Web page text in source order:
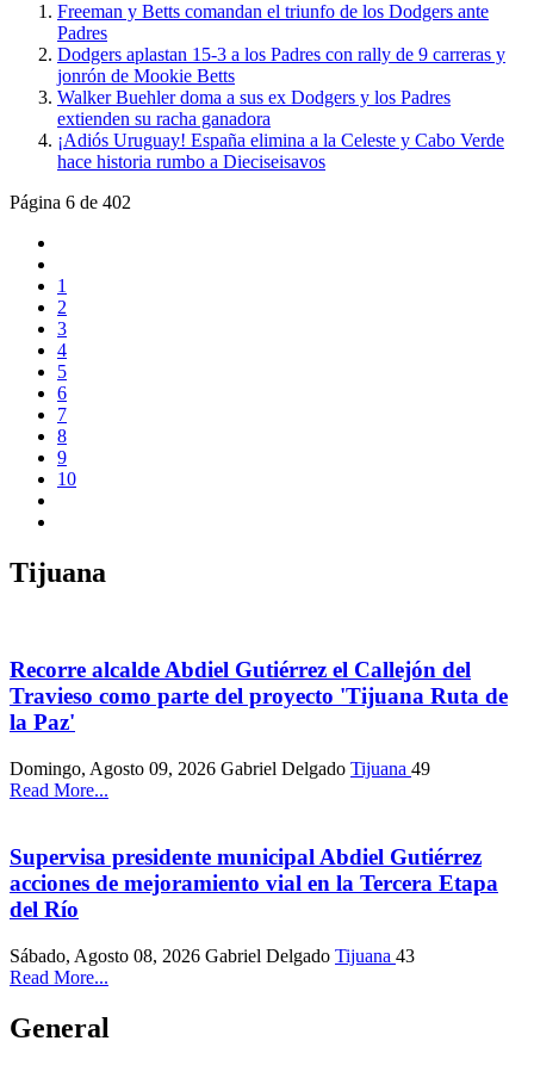
Freeman y Betts comandan el triunfo de los Dodgers ante
Padres
Dodgers aplastan 15-3 a los Padres con rally de 9 carreras y
jonrón de Mookie Betts
Walker Buehler doma a sus ex Dodgers y los Padres
extienden su racha ganadora
¡Adiós Uruguay! España elimina a la Celeste y Cabo Verde
hace historia rumbo a Dieciseisavos
Página 6 de 402
1
2
3
4
5
6
7
8
9
10
Tijuana
Recorre alcalde Abdiel Gutiérrez el Callejón del
Travieso como parte del proyecto 'Tijuana Ruta de
la Paz'
Domingo, Agosto 09, 2026 Gabriel Delgado Tijuana 49
Read More...
Supervisa presidente municipal Abdiel Gutiérrez
acciones de mejoramiento vial en la Tercera Etapa
del Río
Sábado, Agosto 08, 2026 Gabriel Delgado Tijuana 43
Read More...
General